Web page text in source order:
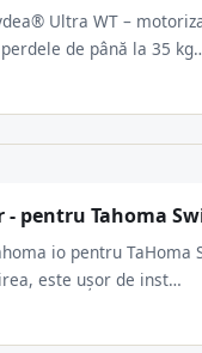
Ultra WT –
de până la 35
- pentru Tahoma
io pentru TaHoma
este ușor de inst…